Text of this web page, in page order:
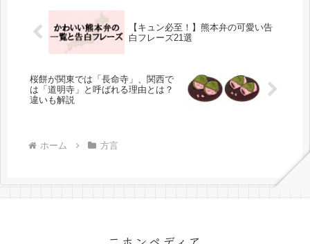
【キュン必至！】熊本弁の可愛い告
白フレーズ21選
桜餅が関東では「長命寺」、関西で
は「道明寺」と呼ばれる理由とは？
違いも解説
ホーム 方言